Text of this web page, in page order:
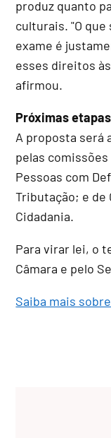
produz quanto
culturais. "O que
exame é
esses direitos
afirmou.
Próximas etapas
A proposta será
pelas
Pessoas com
Tributação; e
Cidadania.
Para virar lei, o
Câmara e pelo
Saiba mais